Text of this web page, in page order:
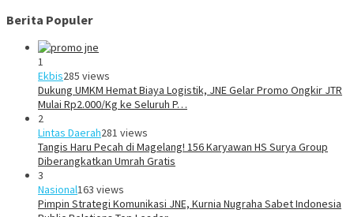
Berita Populer
1
Ekbis285 views
Dukung UMKM Hemat Biaya Logistik, JNE Gelar Promo Ongkir JTR
Mulai Rp2.000/Kg ke Seluruh P…
2
Lintas Daerah281 views
Tangis Haru Pecah di Magelang! 156 Karyawan HS Surya Group
Diberangkatkan Umrah Gratis
3
Nasional163 views
Pimpin Strategi Komunikasi JNE, Kurnia Nugraha Sabet Indonesia